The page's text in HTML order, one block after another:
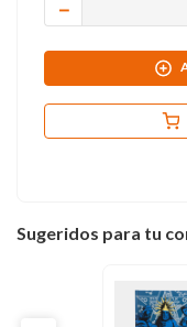
－
Sugeridos para tu